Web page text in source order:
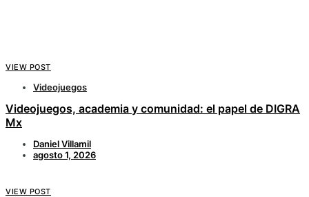
VIEW POST
Videojuegos
Videojuegos, academia y comunidad: el papel de DIGRA
Mx
Daniel Villamil
agosto 1, 2026
VIEW POST